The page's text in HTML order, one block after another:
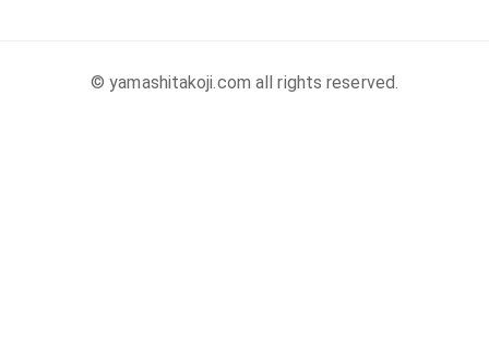
© yamashitakoji.com all rights reserved.